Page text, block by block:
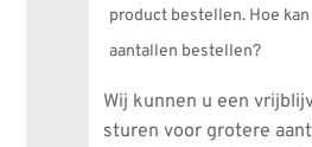
product bestellen. Hoe
aantallen bestellen?
Wij kunnen u een
sturen voor grotere